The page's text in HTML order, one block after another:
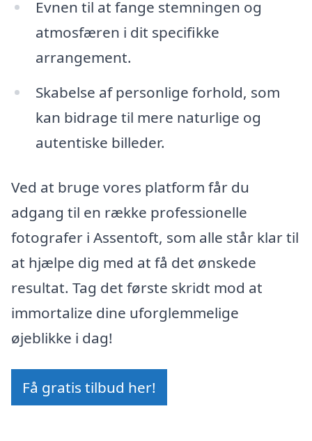
Evnen til at fange stemningen og
atmosfæren i dit specifikke
arrangement.
Skabelse af personlige forhold, som
kan bidrage til mere naturlige og
autentiske billeder.
Ved at bruge vores platform får du
adgang til en række professionelle
fotografer i Assentoft, som alle står klar til
at hjælpe dig med at få det ønskede
resultat. Tag det første skridt mod at
immortalize dine uforglemmelige
øjeblikke i dag!
Få gratis tilbud her!